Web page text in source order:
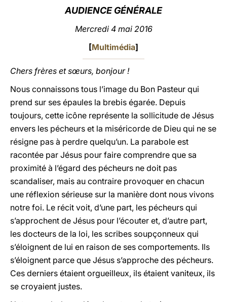
中文
AUDIENCE GÉNÉRALE
Mercredi 4 mai 2016
[Multimédia]
Chers frères et sœurs, bonjour !
Nous connaissons tous l’image du Bon Pasteur qui
prend sur ses épaules la brebis égarée. Depuis
toujours, cette icône représente la sollicitude de Jésus
envers les pécheurs et la miséricorde de Dieu qui ne se
résigne pas à perdre quelqu’un. La parabole est
racontée par Jésus pour faire comprendre que sa
proximité à l’égard des pécheurs ne doit pas
scandaliser, mais au contraire provoquer en chacun
une réflexion sérieuse sur la manière dont nous vivons
notre foi. Le récit voit, d’une part, les pécheurs qui
s’approchent de Jésus pour l’écouter et, d’autre part,
les docteurs de la loi, les scribes soupçonneux qui
s’éloignent de lui en raison de ses comportements. Ils
s’éloignent parce que Jésus s’approche des pécheurs.
Ces derniers étaient orgueilleux, ils étaient vaniteux, ils
se croyaient justes.